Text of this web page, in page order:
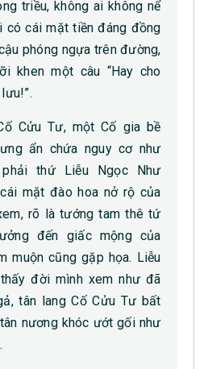
triều, không ai không nể
có cái mặt tiền đáng đồng
phóng ngựa trên đường,
khen một câu “Hay cho
Cửu Tư, một Cố gia bề
ẩn chứa nguy cơ như
thứ Liễu Ngọc Như
mặt đào hoa nở rộ của
rõ là tướng tam thê tứ
đến giấc mộng của
muộn cũng gặp họa. Liễu
đời mình xem như đã
tân lang Cố Cửu Tư bất
nương khóc ướt gối như